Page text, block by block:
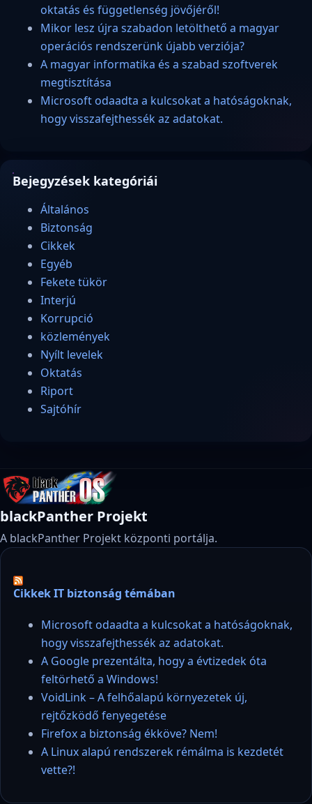
oktatás és függetlenség jövőjéről!
Mikor lesz újra szabadon letölthető a magyar
operációs rendszerünk újabb verziója?
A magyar informatika és a szabad szoftverek
megtisztítása
Microsoft odaadta a kulcsokat a hatóságoknak,
hogy visszafejthessék az adatokat.
Bejegyzések kategóriái
Általános
Biztonság
Cikkek
Egyéb
Fekete tükör
Interjú
Korrupció
közlemények
Nyílt levelek
Oktatás
Riport
Sajtóhír
blackPanther Projekt
A blackPanther Projekt központi portálja.
Cikkek IT biztonság témában
Microsoft odaadta a kulcsokat a hatóságoknak,
hogy visszafejthessék az adatokat.
A Google prezentálta, hogy a évtizedek óta
feltörhető a Windows!
VoidLink – A felhőalapú környezetek új,
rejtőzködő fenyegetése
Firefox a biztonság ékköve? Nem!
A Linux alapú rendszerek rémálma is kezdetét
vette?!